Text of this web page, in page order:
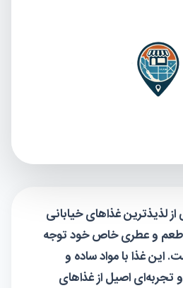
لذیذترین غذاهای خیابانی
طعم و عطری خاص خود توجه
این غذا با مواد ساده و
اصیل از غذاهای